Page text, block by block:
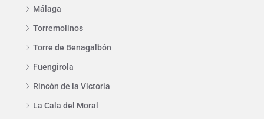
Málaga
Torremolinos
Torre de Benagalbón
Fuengirola
Rincón de la Victoria
La Cala del Moral